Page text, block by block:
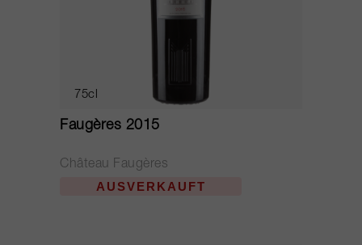
75cl
Faugères 2015
Château Faugères
AUSVERKAUFT